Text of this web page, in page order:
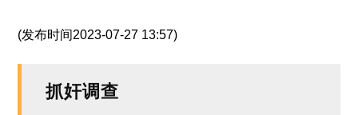
(发布时间2023-07-27 13:57)
抓奸调查